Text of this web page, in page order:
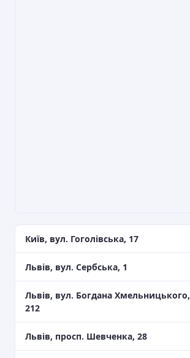
Київ, вул. Гоголівська, 17
Львів, вул. Сербська, 1
Львів, вул. Богдана Хмельницького,
212
Львів, просп. Шевченка, 28